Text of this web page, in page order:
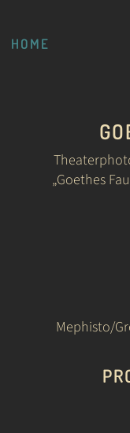
HOME
„Goethes
Mephisto/